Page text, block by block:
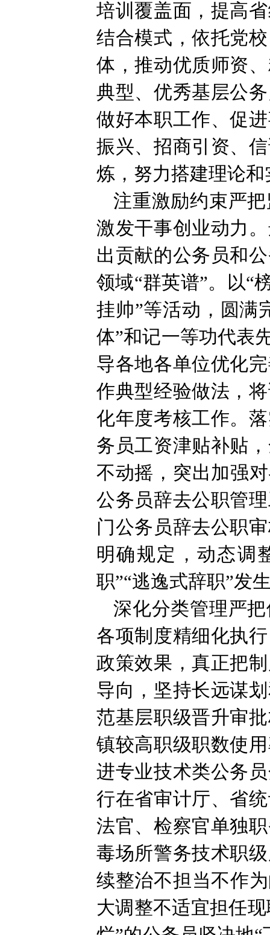
培训覆盖面，提高
结合模式，依托党
体，推动优质师资
典型、优秀基层公
做好本职工作、促
振兴、招商引资、
炼，努力搭建理论
注重激励约束严
激发干事创业动力
出贡献的公务员和
领域“群英谱”。以“
挂帅”等活动，圆满
体”和记一等功代表
导各地各单位优化
作典型经验做法，
化年度考核工作。
务员工资津贴补贴
不动摇，突出加强
公务员辞去公职管
门公务员辞去公职
明确规定，动态调
职”“逃逸式辞职”发
深化分类管理严
各项制度精细化执
政策效果，真正把
导向，坚持长远谋
范基层职级晋升审
镇较高职级职数使
进专业技术类公务
行在省审计厅、省
法官、检察官单独
毒场所警务技术职
续整治不担当不作
大调整不适宜担任